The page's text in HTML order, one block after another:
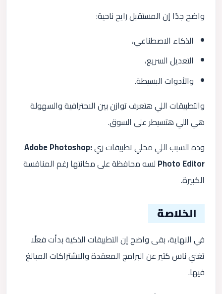
واضح جدًا إن المستقبل رايح ناحية:
الذكاء الاصطناعي،
التعديل السريع،
والأدوات البسيطة.
والتطبيقات اللي هتعرف توازن بين الاحترافية والسهولة
هي اللي هتسيطر على السوق.
وده السبب اللي مخلي تطبيقات زيAdobe Photoshop:
Photo Editor لسه محافظة على مكانتها رغم المنافسة
الكبيرة.
الخلاصة
في النهاية، بقى واضح إن التطبيقات الذكية بدأت فعلًا
تغني ناس كتير عن البرامج المعقدة والاشتراكات المبالغ
فيها.